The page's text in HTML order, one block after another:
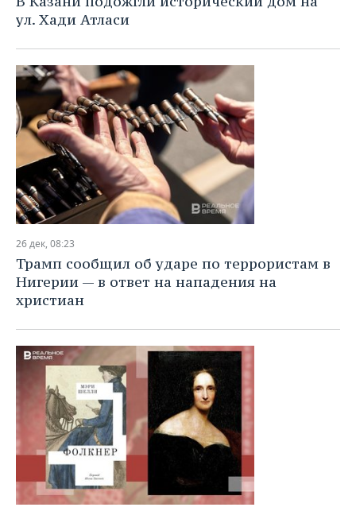
ул. Хади Атласи
26 дек, 08:23
Трамп сообщил об ударе по террористам в
Нигерии — в ответ на нападения на
христиан